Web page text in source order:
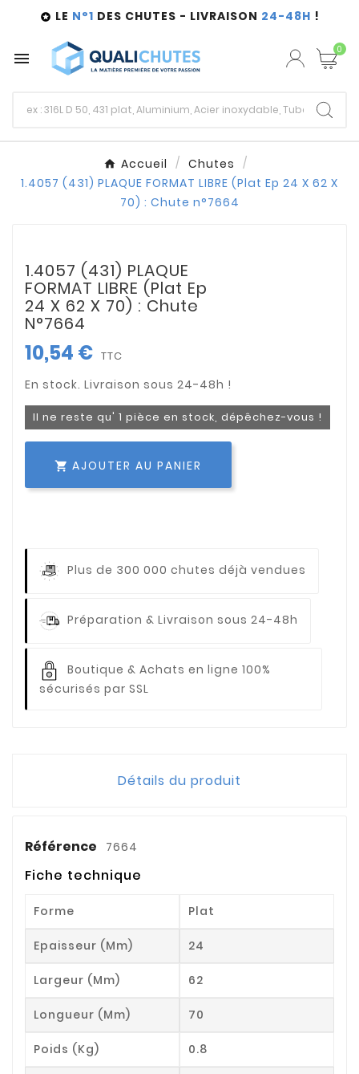
 LE N°1 DES CHUTES - LIVRAISON 24-48H !
 0
Accueil
Chutes
1.4057 (431) PLAQUE FORMAT LIBRE (Plat Ep 24 X 62 X
70) : Chute n°7664
1.4057 (431) PLAQUE
FORMAT LIBRE (Plat Ep
24 X 62 X 70) : Chute
N°7664
10,54 € TTC
Il ne reste qu' 1 pièce en stock, dépêchez-vous !
 AJOUTER AU PANIER
Plus de 300 000 chutes déjà vendues
Préparation & Livraison sous 24-48h
Boutique & Achats en ligne 100%
sécurisés par SSL
Détails du produit
Référence 7664
Fiche technique
Forme Plat
Epaisseur (mm) 24
Largeur (mm) 62
Longueur (mm) 70
Poids (kg) 0.8